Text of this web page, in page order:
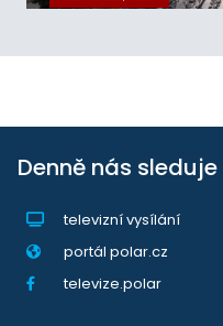
Denně nás sleduje
televizní vysílání
portál polar.cz
televize.polar